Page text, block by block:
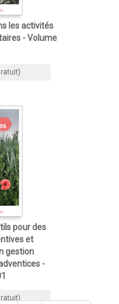
les activités
- Volume
pour des
et
gestion
-